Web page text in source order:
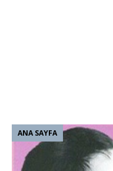
ANA SAYFA